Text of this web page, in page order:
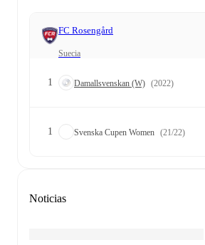
FC Rosengård
Suecia
1 Damallsvenskan (W) (2022)
1 Svenska Cupen Women (21/22)
Noticias